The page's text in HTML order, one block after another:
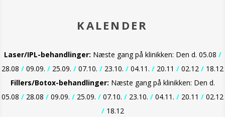
KALENDER
Laser/IPL-behandlinger: Næste gang på klinikken: Den d. 05.08 /
28.08 / 09.09. / 25.09. / 07.10. / 23.10. / 04.11. / 20.11 / 02.12 / 18.12
Fillers/Botox-behandlinger: Næste gang på klinikken: Den d.
05.08 / 28.08 / 09.09. / 25.09. / 07.10. / 23.10. / 04.11. / 20.11 / 02.12
/18.12